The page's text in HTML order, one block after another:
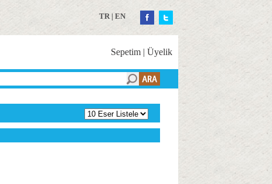
TR| EN
Sepetim | Üyelik